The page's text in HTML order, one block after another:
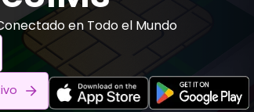
en Todo el Mundo